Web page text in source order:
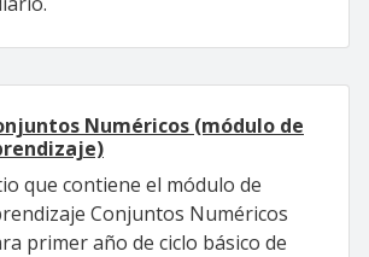
Numéricos (módulo de
que contiene el módulo de
Conjuntos Numéricos
primer año de ciclo básico de